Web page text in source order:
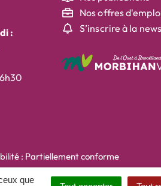
que
:
Nos offres
S’inscrire à la
: Partiellement conforme